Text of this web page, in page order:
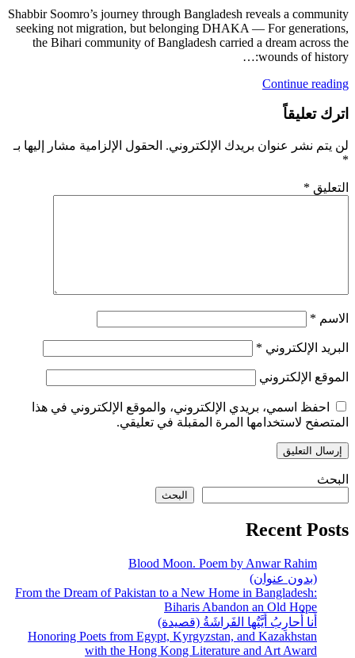
Shabbir Soomro’s journey through Bangladesh reveals a community
seeking not migration, but belonging DHAKA — For generations,
the Bihari community of Bangladesh carried a dream across the
wounds of history:…
Continue reading
اترك تعليقاً
لن يتم نشر عنوان بريدك الإلكتروني. الحقول الإلزامية مشار إليها بـ
*
التعليق *
الاسم *
البريد الإلكتروني *
الموقع الإلكتروني
احفظ اسمي، بريدي الإلكتروني، والموقع الإلكتروني في هذا
المتصفح لاستخدامها المرة المقبلة في تعليقي.
البحث
البحث
Recent Posts
Blood Moon. Poem by Anwar Rahim
(بدون عنوان)
From the Dream of Pakistan to a New Home in Bangladesh:
Biharis Abandon an Old Hope
أَنا أُحارِبُ أَيَّتُها الفَراشَةُ (قصيدة)
Honoring Poets from Egypt, Kyrgyzstan, and Kazakhstan
with the Hong Kong Literature and Art Award